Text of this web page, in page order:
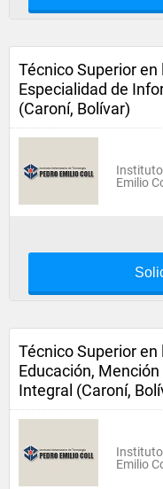
Técnico Superior en
Especialidad de
(Caroní, Bolívar)
Instituto
Emilio
Técnico Superior en
Educación,
Integral (Caroní,
Instituto
Emilio